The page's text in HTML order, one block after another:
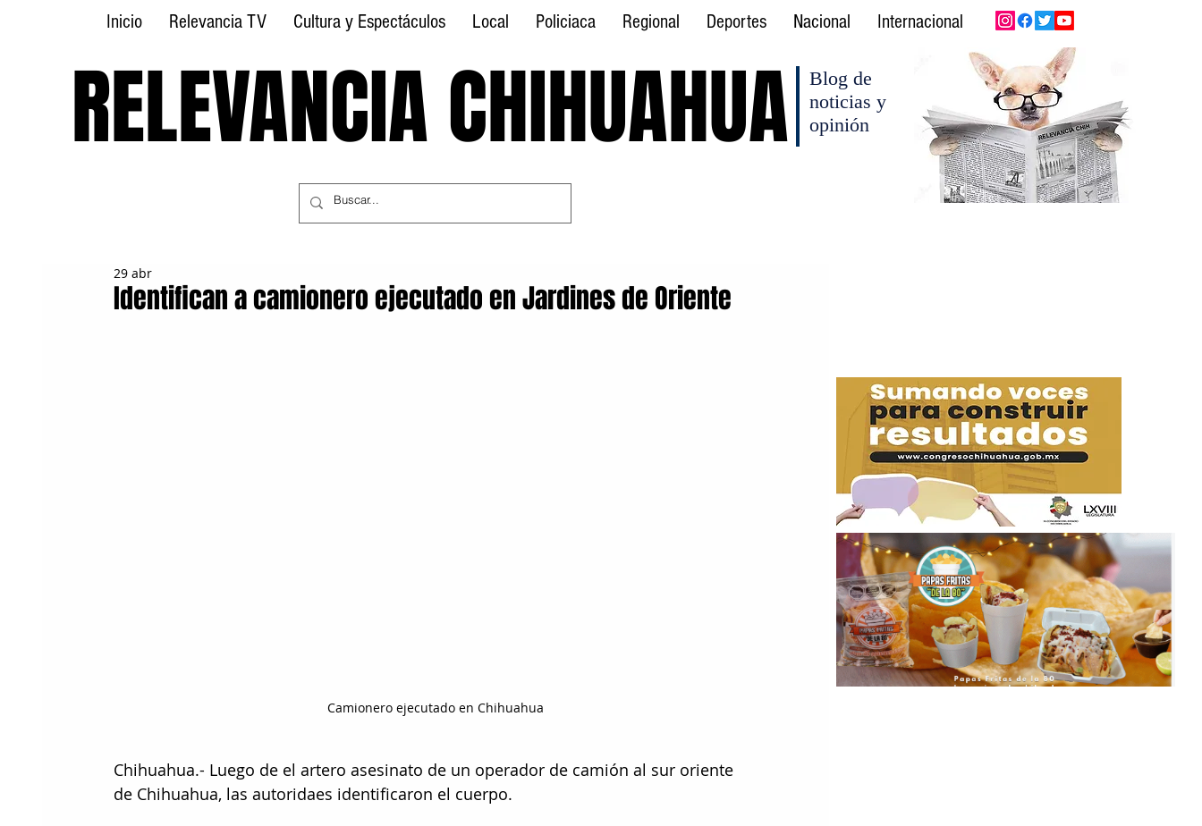
Inicio Relevancia TV Cultura y Espectáculos Local Policiaca Regional Deportes Nacional Internacional
RELEVANCIA CHIHUAHUA
RELEVANCIA CHIHUAHUA
Blog de
noticias y
opinión
Identifican a camionero ejecutado en Jardines de Oriente
29 abr
Camionero ejecutado en Chihuahua
Chihuahua.- Luego de el artero asesinato de un operador de camión al sur oriente
de Chihuahua, las autoridaes identificaron el cuerpo.